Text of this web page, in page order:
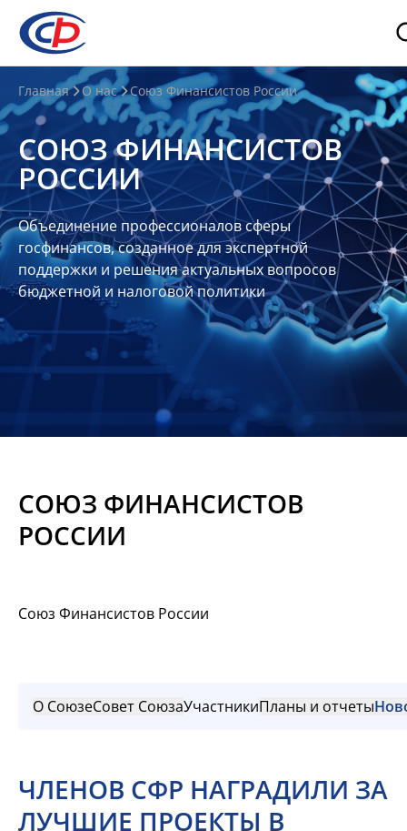
О
нас
О
СФР
Совет
Союза
Участники
Планы
отчеты
Контакты
Материалы
Главная О нас Союз Финансистов России
СОЮЗ ФИНАНСИСТОВ
РОССИИ
Объединение профессионалов сферы
госфинансов, созданное для экспертной
поддержки и решения актуальных вопросов
бюджетной и налоговой политики
СОЮЗ ФИНАНСИСТОВ
РОССИИ
Союз Финансистов России
О СоюзеСовет СоюзаУчастникиПланы и отчеты
ЧЛЕНОВ СФР НАГРАДИЛИ ЗА
ЛУЧШИЕ ПРОЕКТЫ В